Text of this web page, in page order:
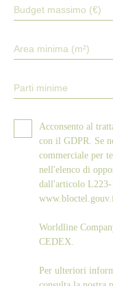
Budget massimo (€)
Area minima (m²)
Parti minime
Acconsento al
con il GDPR. Se
commerciale per
nell'elenco di
dall'articolo L223-
Worldline
CEDEX.
Per ulteriori